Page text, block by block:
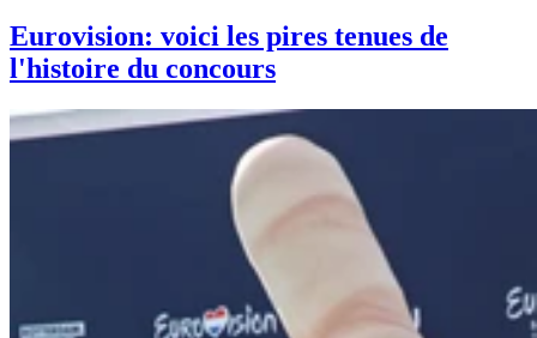
Eurovision: voici les pires tenues de
l'histoire du concours